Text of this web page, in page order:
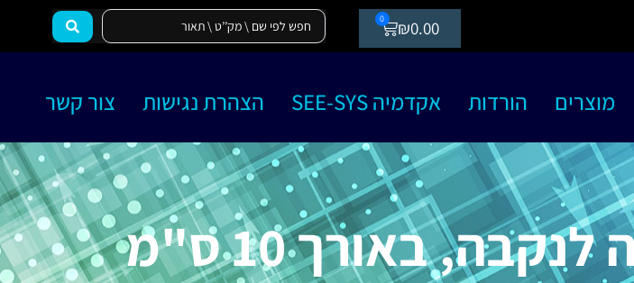
₪0.00
0
מוצרים הורדות אקדמיה SEE-SYS הצהרת נגישות צור קשר
באורך 10 ס"מ